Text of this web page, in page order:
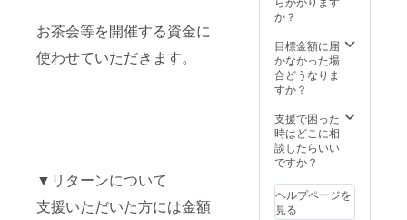
お茶会等を開催する資金に
使わせていただきます。
▼リターンについて
支援いただいた方には金額
い事を応援
と考えてい
る。
就職活動に
失敗し、就
職浪人を経
て、派遣社
員となる。
派遣会社に
は、英語を
か？
目標金額に届
かなかった場
合どうなりま
すか？
支援で困った
時はどこに相
談したらいい
ですか？
ヘルプページを
見る